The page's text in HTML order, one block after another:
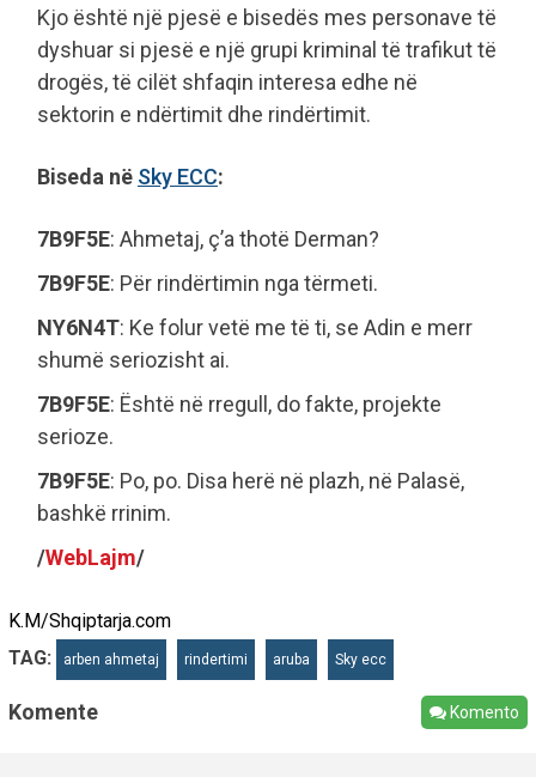
Kjo është një pjesë e bisedës mes personave të
dyshuar si pjesë e një grupi kriminal të trafikut të
drogës, të cilët shfaqin interesa edhe në
sektorin e ndërtimit dhe rindërtimit.
Biseda në Sky ECC:
7B9F5E: Ahmetaj, ç’a thotë Derman?
7B9F5E: Për rindërtimin nga tërmeti.
NY6N4T: Ke folur vetë me të ti, se Adin e merr
shumë seriozisht ai.
7B9F5E: Është në rregull, do fakte, projekte
serioze.
7B9F5E: Po, po. Disa herë në plazh, në Palasë,
bashkë rrinim.
/WebLajm/
K.M/Shqiptarja.com
TAG:
arben ahmetaj rindertimi aruba Sky ecc
Komente Komento